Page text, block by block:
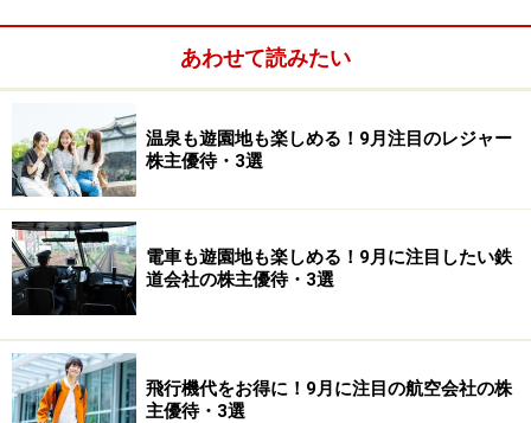
ある業種の業績が悪くなって、「もう配当もなくなる」
という安いときに買うのがいいんですね。神戸製鋼所＜
5406＞が業績が良くなって、つい最近、復配を発表しま
した。私も神戸製鋼所＜5406＞が赤字になって、どんど
ん株価が下がっているときに買いました。でもさらに下
がりまして、けっこう含み損を抱えていましたけども、
今度は黒字になったということでプラスに転換しまし
た。このように安いときに買うのがいいんですね。
山口：このお話の中に、すごいヒントがたくさんありま
したよね。下がってくるとき、怖くて普通の人たちはな
かなか買えないんですけれどもね。
あわせて読みたい
温泉も遊園地も楽しめる！9月注目のレジャー
株主優待・3選
電車も遊園地も楽しめる！9月に注目したい鉄
道会社の株主優待・3選
飛行機代をお得に！9月に注目の航空会社の株
主優待・3選